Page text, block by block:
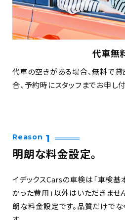
代車無
代車の空きがある場合、無料で貸
合、予約時にスタッフまでお申し
Reason 1
明朗な料金設定。
イデックスCarsの車検は「車検
かった費用」以外はいただきませ
朗な料金設定です。品質だけで